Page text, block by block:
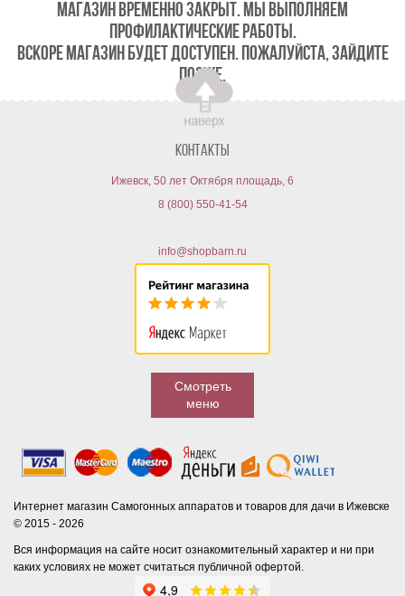
МАГАЗИН ВРЕМЕННО ЗАКРЫТ. МЫ ВЫПОЛНЯЕМ
ПРОФИЛАКТИЧЕСКИЕ РАБОТЫ.
ВСКОРЕ МАГАЗИН БУДЕТ ДОСТУПЕН. ПОЖАЛУЙСТА, ЗАЙДИТЕ
ПОЗЖЕ.
Контакты
Ижевск, 50 лет Октября площадь, 6
8 (800) 550-41-54
info@shopbarn.ru
Смотреть
меню
Интернет магазин Самогонных аппаратов и товаров для дачи в Ижевске
© 2015 - 2026
Вся информация на сайте носит ознакомительный характер и ни при
каких условиях не может считаться публичной офертой.